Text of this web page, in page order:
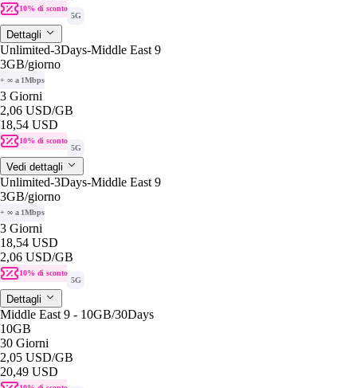
10% di sconto
5G
Dettagli
Unlimited-3Days-Middle East 9
3GB/giorno
+ ∞ a 1Mbps
3 Giorni
2,06 USD/GB
18,54 USD
10% di sconto
5G
Vedi dettagli
Unlimited-3Days-Middle East 9
3GB/giorno
+ ∞ a 1Mbps
3 Giorni
18,54 USD
2,06 USD/GB
10% di sconto
5G
Dettagli
Middle East 9 - 10GB/30Days
10GB
30 Giorni
2,05 USD/GB
20,49 USD